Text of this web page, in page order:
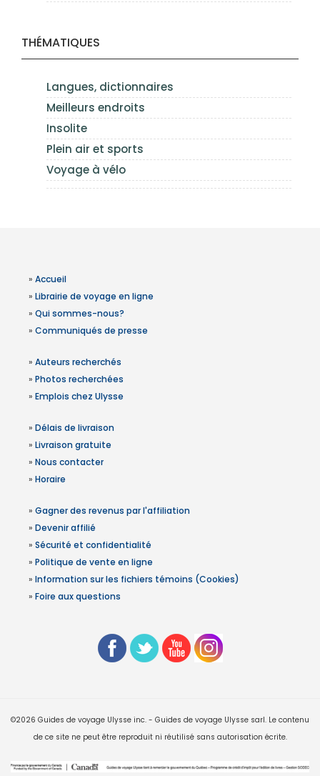
THÉMATIQUES
Langues, dictionnaires
Meilleurs endroits
Insolite
Plein air et sports
Voyage à vélo
» Accueil
» Librairie de voyage en ligne
» Qui sommes-nous?
» Communiqués de presse
» Auteurs recherchés
» Photos recherchées
» Emplois chez Ulysse
» Délais de livraison
» Livraison gratuite
» Nous contacter
» Horaire
» Gagner des revenus par l'affiliation
» Devenir affilié
» Sécurité et confidentialité
» Politique de vente en ligne
» Information sur les fichiers témoins (Cookies)
» Foire aux questions
©2026 Guides de voyage Ulysse inc. - Guides de voyage Ulysse sarl. Le contenu
de ce site ne peut être reproduit ni réutilisé sans autorisation écrite.